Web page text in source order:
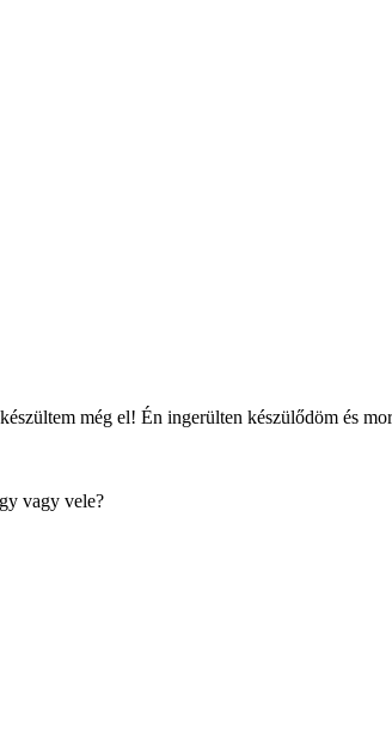
még el! Én ingerülten készülődöm és
vagy vele?